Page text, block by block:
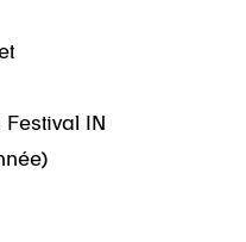
Festival IN